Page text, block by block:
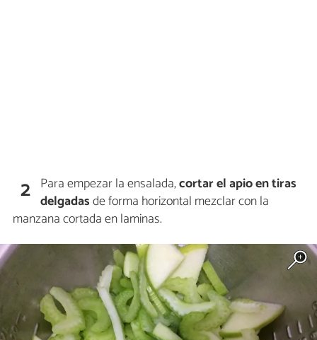
2 Para empezar la ensalada,cortar el apio en tiras
delgadasde forma horizontal mezclar con la
manzana cortada en laminas.